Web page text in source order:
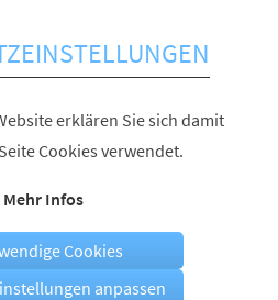
erklären Sie sich damit
Cookies verwendet.
Mehr Infos
Cookies
anpassen